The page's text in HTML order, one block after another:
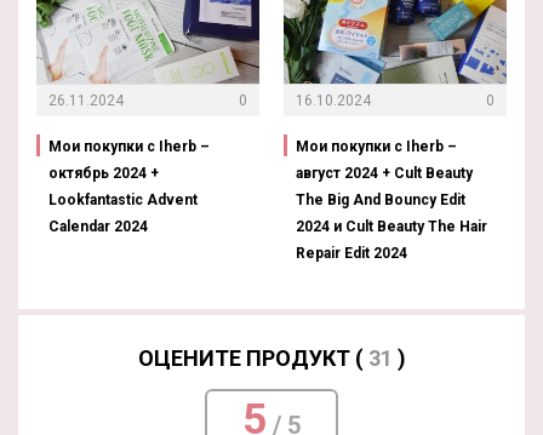
26.11.2024 0
Мои покупки с Iherb –
октябрь 2024 +
Lookfantastic Advent
Calendar 2024
16.10.2024 0
Мои покупки с Iherb –
август 2024 + Cult Beauty
The Big And Bouncy Edit
2024 и Cult Beauty The Hair
Repair Edit 2024
ОЦЕНИТЕ ПРОДУКТ ( 31 )
5 / 5